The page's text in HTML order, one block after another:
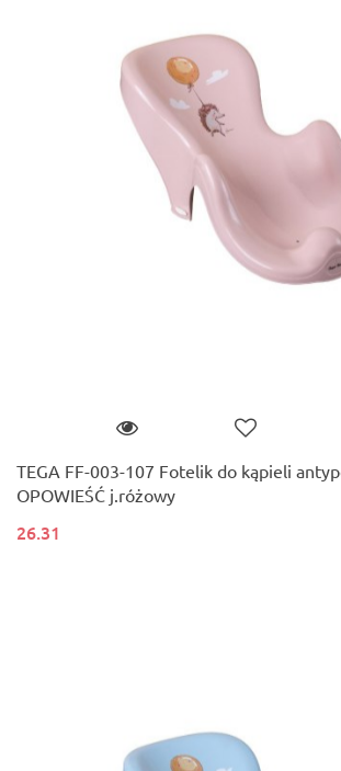
TEGA FF-003-107 Fotelik do kąpieli
OPOWIEŚĆ j.różowy
26.31